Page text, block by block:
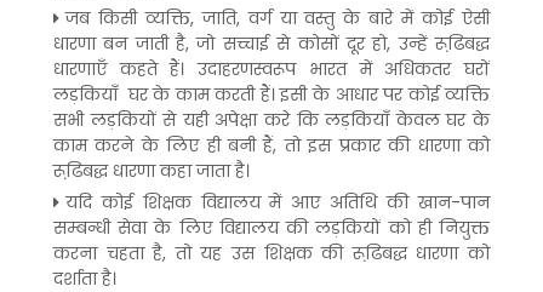
जब किसी व्यक्ति, जाति, वर्ग या वस्तु के बारे में कोई ऐसी
धारणा बन जाती है, जो सच्चाई से कोसों दूर हो, उन्हें रूढि़बद्ध
धारणाएँ कहते हैं। उदाहरणस्वरूप भारत में अधिकतर घरों
लड़कियाँ घर के काम करती हैं। इसी के आधार पर कोई व्यक्ति
सभी लड़कियों से यही अपेक्षा करे कि लड़कियाँ केवल घर के
काम करने के लिए ही बनी हैं, तो इस प्रकार की धारणा को
रूढि़बद्ध धारणा कहा जाता है।
यदि कोई शिक्षक विद्यालय में आए अतिथि की खान-पान
सम्बन्धी सेवा के लिए विद्यालय की लड़कियों को ही नियुक्त
करना चहता है, तो यह उस शिक्षक की रूढि़बद्ध धारणा को
दर्शाता है।